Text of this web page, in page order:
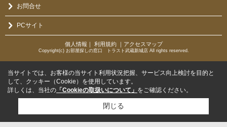
お問合せ
PCサイト
個人情報 ｜ 利用規約｜ アクセスマップ
Copyright(c) お部屋探しの窓口 トラスト武蔵新城店 All rights reserved.
当サイトでは、お客様の当サイト利用状況把握、サービス向上検討を目的と
して、クッキー（Cookie）を使用しています。
詳しくは、当社の 「Cookieの取扱いについて」 をご確認ください。
閉じる